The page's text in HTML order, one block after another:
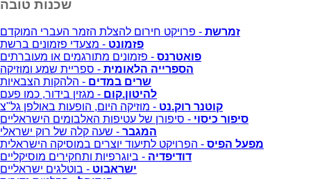
שכנות טובה
זמרשת - פרויקט חירום להצלת הזמר העברי המוקדם
פזמונט - מצעדי פזמונים ברשת
פואטרנס - פזמונים מתורגמים או מעוברתים
הספרייה הלאומית - ספריית שמע ומוזיקה
שרים במדים - הלהקות הצבאיות
להיטון.קום - מגזין בידור, כמו פעם
קוטנר רוק.נט - מוזיקה היום, הופעות באולפן גל"צ
סיפור כיסוי - סיפורן של עטיפות האלבומים הישראליים
המגבר - שעה קלה של רוק ישראלי
מפעל הפיס - הפרויקט לתיעוד יוצרים במוסיקה הישראלית
דודיפדיה - ביוגרפיות ותחקירים מוסיקליים
ישראבוט - בוטלגים ישראליים